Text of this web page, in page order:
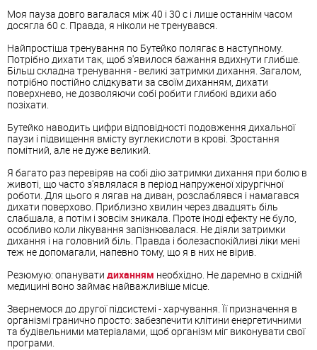
Моя пауза довго вагалася між 40 і 30 с і лише останнім часом
досягла 60 с. Правда, я ніколи не тренувався.
Найпростіша тренування по Бутейко полягає в наступному.
Потрібно дихати так, щоб з'явилося бажання вдихнути глибше.
Більш складна тренування - великі затримки дихання. Загалом,
потрібно постійно слідкувати за своїм диханням, дихати
поверхнево, не дозволяючи собі робити глибокі вдихи або
позіхати.
Бутейко наводить цифри відповідності подовження дихальної
паузи і підвищення вмісту вуглекислоти в крові. Зростання
помітний, але не дуже великий.
Я багато раз перевіряв на собі дію затримки дихання при болю в
животі, що часто з'являлася в період напруженої хірургічної
роботи. Для цього я лягав на диван, розслаблявся і намагався
дихати поверхово. Приблизно хвилин через двадцять біль
слабшала, а потім і зовсім зникала. Проте іноді ефекту не було,
особливо коли лікування запізнювалася. Не діяли затримки
дихання і на головний біль. Правда і болезаспокійливі ліки мені
теж не допомагали, напевно тому, що я в них не вірив.
Резюмую: опанувати диханням необхідно. Не даремно в східній
медицині воно займає найважливіше місце.
Звернемося до другої підсистемі - харчування. Її призначення в
організмі гранично просто: забезпечити клітини енергетичними
та будівельними матеріалами, щоб організм міг виконувати свої
програми.